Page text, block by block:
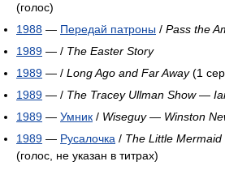
(голос)
1988 — Передай патроны / Pass the
1989 — / The Easter Story
1989 — / Long Ago and Far Away(1
1989 — / The Tracey Ullman Show—
1989 — Умник / Wiseguy— Winston
1989 — Русалочка / The Little Mermaid
(голос, не указан в титрах)